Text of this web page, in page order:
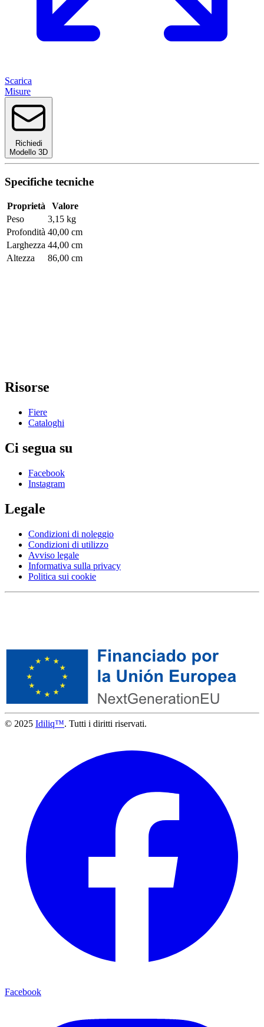
Scarica
Misure
Richiedi
Modello 3D
Specifiche tecniche
Proprietà
Valore
Peso
3,15 kg
Profondità 40,00 cm
Larghezza 44,00 cm
Altezza
86,00 cm
Risorse
Fiere
Cataloghi
Ci segua su
Facebook
Instagram
Legale
Condizioni di noleggio
Condizioni di utilizzo
Avviso legale
Informativa sulla privacy
Politica sui cookie
© 2025 Idiliq™. Tutti i diritti riservati.
Facebook